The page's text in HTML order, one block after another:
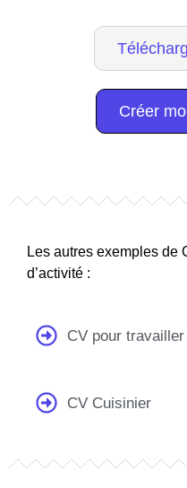
Créer
Les autres exemples de
d’activité :
CV pour
CV Cuisinier